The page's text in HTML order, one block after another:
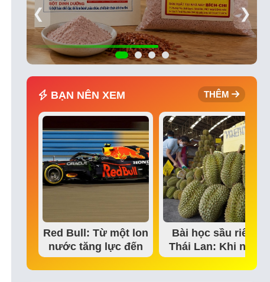
❮ ❯
BẠN NÊN XEM THÊM
Red Bull: Từ một lon
nước tăng lực đến
đế chế thể…
Bài học sầu riêng
Thái Lan: Khi niềm
tin thị trường bắt…